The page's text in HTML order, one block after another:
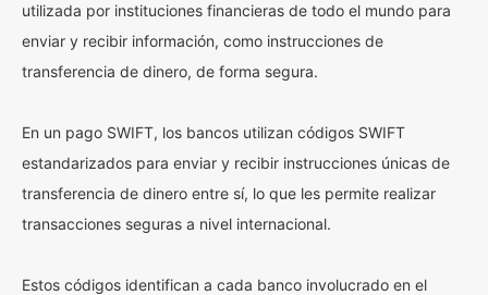
utilizada por instituciones financieras de todo el mundo para
enviar y recibir información, como instrucciones de
transferencia de dinero, de forma segura.
En un pago SWIFT, los bancos utilizan códigos SWIFT
estandarizados para enviar y recibir instrucciones únicas de
transferencia de dinero entre sí, lo que les permite realizar
transacciones seguras a nivel internacional.
Estos códigos identifican a cada banco involucrado en el